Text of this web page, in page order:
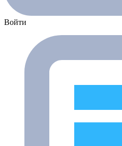
Войти